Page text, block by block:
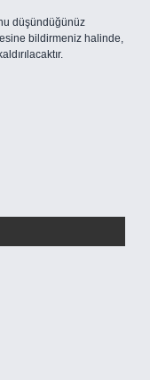
düşündüğünüz
bildirmeniz halinde,